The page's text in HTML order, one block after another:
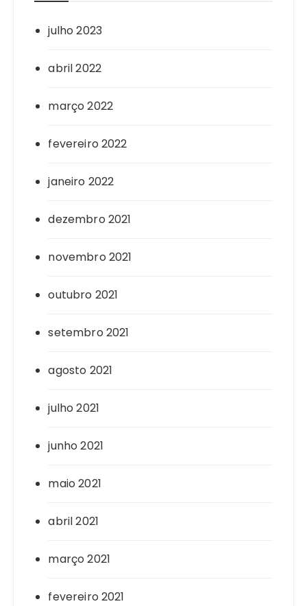
julho 2023
abril 2022
março 2022
fevereiro 2022
janeiro 2022
dezembro 2021
novembro 2021
outubro 2021
setembro 2021
agosto 2021
julho 2021
junho 2021
maio 2021
abril 2021
março 2021
fevereiro 2021